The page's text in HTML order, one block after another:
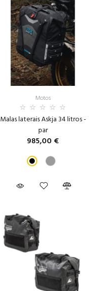
Motos
Malas laterais Askja 34 litros -
par
985,00 €